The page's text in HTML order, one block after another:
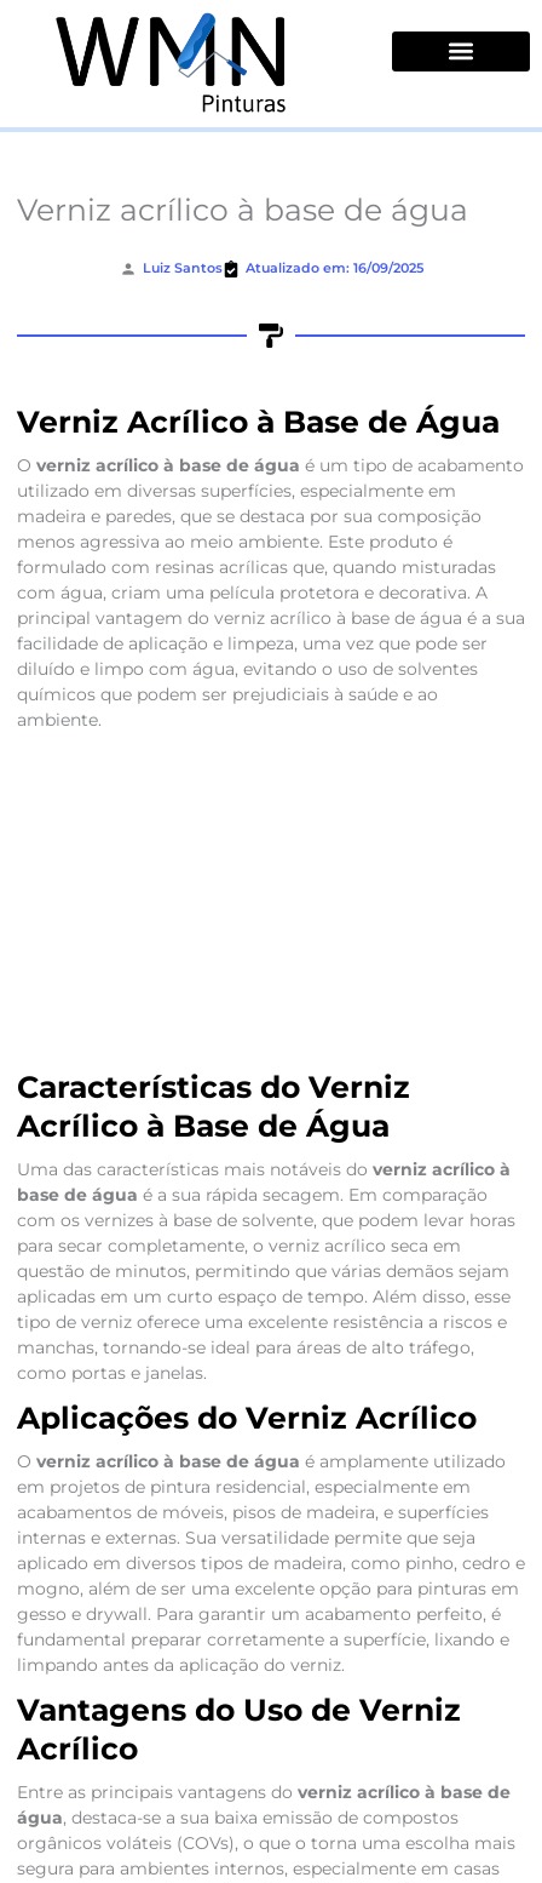
conteúdo
Verniz acrílico à base de água
Luiz Santos Atualizado em: 16/09/2025
Verniz Acrílico à Base de Água
O verniz acrílico à base de água é um tipo de acabamento
utilizado em diversas superfícies, especialmente em
madeira e paredes, que se destaca por sua composição
menos agressiva ao meio ambiente. Este produto é
formulado com resinas acrílicas que, quando misturadas
com água, criam uma película protetora e decorativa. A
principal vantagem do verniz acrílico à base de água é a sua
facilidade de aplicação e limpeza, uma vez que pode ser
diluído e limpo com água, evitando o uso de solventes
químicos que podem ser prejudiciais à saúde e ao
ambiente.
Características do Verniz
Acrílico à Base de Água
Uma das características mais notáveis do verniz acrílico à
base de água é a sua rápida secagem. Em comparação
com os vernizes à base de solvente, que podem levar horas
para secar completamente, o verniz acrílico seca em
questão de minutos, permitindo que várias demãos sejam
aplicadas em um curto espaço de tempo. Além disso, esse
tipo de verniz oferece uma excelente resistência a riscos e
manchas, tornando-se ideal para áreas de alto tráfego,
como portas e janelas.
Aplicações do Verniz Acrílico
O verniz acrílico à base de água é amplamente utilizado
em projetos de pintura residencial, especialmente em
acabamentos de móveis, pisos de madeira, e superfícies
internas e externas. Sua versatilidade permite que seja
aplicado em diversos tipos de madeira, como pinho, cedro e
mogno, além de ser uma excelente opção para pinturas em
gesso e drywall. Para garantir um acabamento perfeito, é
fundamental preparar corretamente a superfície, lixando e
limpando antes da aplicação do verniz.
Vantagens do Uso de Verniz
Acrílico
Entre as principais vantagens do verniz acrílico à base de
água, destaca-se a sua baixa emissão de compostos
orgânicos voláteis (COVs), o que o torna uma escolha mais
segura para ambientes internos, especialmente em casas